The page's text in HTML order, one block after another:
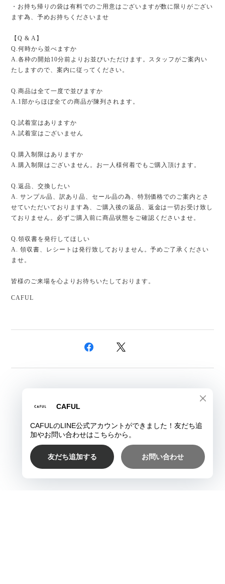
・お持ち帰りの袋は有料でのご用意はございますが数に限りがござい
ます為、予めお持ちくださいませ
【Q & A】
Q.何時から並べますか
A.各枠の開始10分前よりお並びいただけます。スタッフがご案内い
たしますので、案内に従ってください。
Q.商品は全て一度で並びますか
A.1部からほぼ全ての商品が陳列されます。
Q.試着室はありますか
A.試着室はございません
Q.購入制限はありますか
A.購入制限はございません。お一人様何着でもご購入頂けます。
Q.返品、交換したい
A. サンプル品、訳あり品、セール品の為、特別価格でのご案内とさ
せていただいております為、ご購入後の返品、返金は一切お受け致し
ておりません。必ずご購入前に商品状態をご確認くださいませ。
Q.領収書を発行してほしい
A. 領収書、レシートは発行致しておりません。予めご了承ください
ませ。
皆様のご来場を心よりお待ちいたしております。
CAFUL